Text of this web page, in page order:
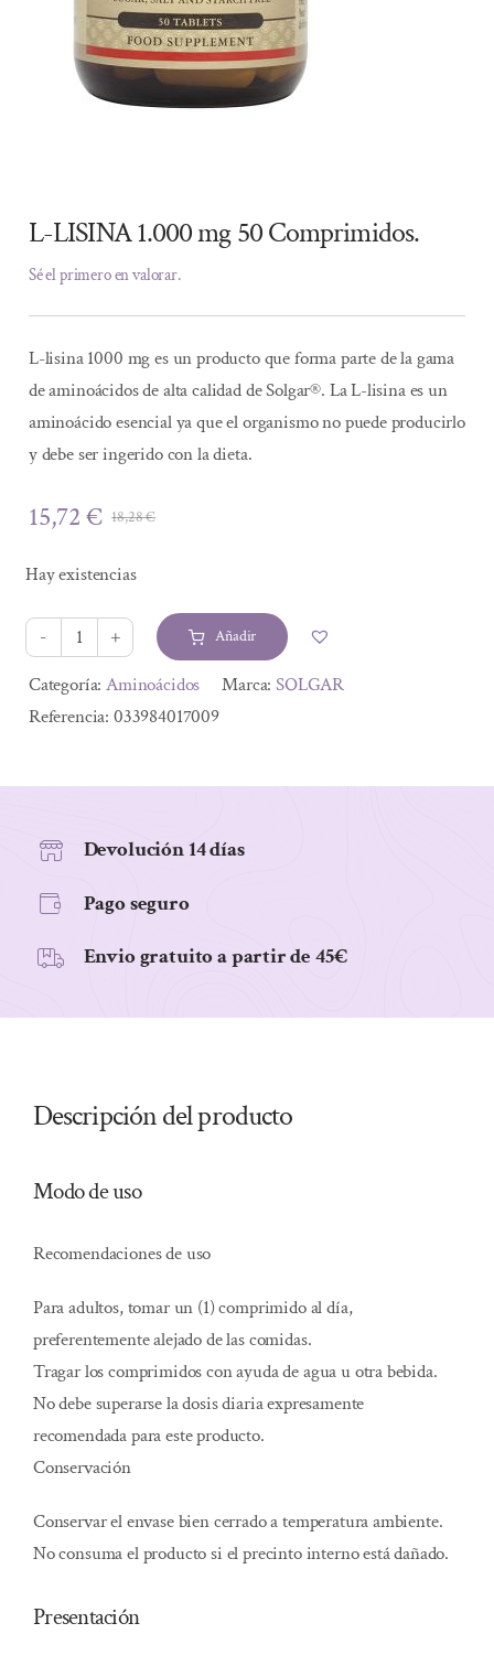
L-LISINA 1.000 mg 50 Comprimidos.
Sé el primero en valorar.
L-lisina 1000 mg es un producto que forma parte de la gama
de aminoácidos de alta calidad de Solgar®. La L-lisina es un
aminoácido esencial ya que el organismo no puede producirlo
y debe ser ingerido con la dieta.
18,28€El
era:
18,28 €.
15,72€
El
es:
15,72 €.
Hay existencias
L-
LISINA
1.000
cantidad
Añadir
Alternative:
Categoría:Aminoácidos Marca:SOLGAR
Referencia: 033984017009
Devolución 14 días
Pago seguro
Envio gratuito a partir de 45€
Descripción del producto
Modo de uso
Recomendaciones de uso
Para adultos, tomar un (1) comprimido al día,
preferentemente alejado de las comidas.
Tragar los comprimidos con ayuda de agua u otra bebida.
No debe superarse la dosis diaria expresamente
recomendada para este producto.
Conservación
Conservar el envase bien cerrado a temperatura ambiente.
No consuma el producto si el precinto interno está dañado.
Presentación